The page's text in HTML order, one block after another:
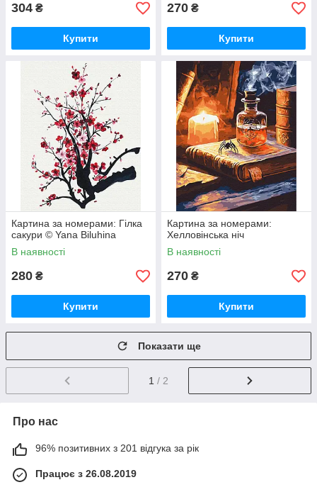
304 ₴
Купити
270 ₴
Купити
Картина за номерами: Гілка
сакури © Yana Biluhina
В наявності
280 ₴
Купити
Картина за номерами:
Хелловінська ніч
В наявності
270 ₴
Купити
Показати ще
1 / 2
Про нас
96% позитивних з 201 відгука за рік
Працює з 26.08.2019